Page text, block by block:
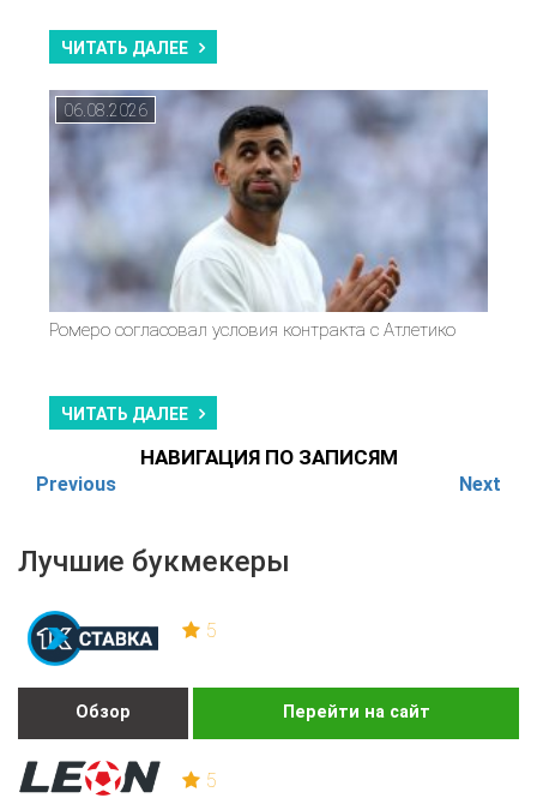
Лучшие букмекеры
5
Обзор Перейти на сайт
5
ЧИТАТЬ ДАЛЕЕ
06.08.2026
Ромеро согласовал условия контракта с Атлетико
ЧИТАТЬ ДАЛЕЕ
НАВИГАЦИЯ ПО ЗАПИСЯМ
Previous Next